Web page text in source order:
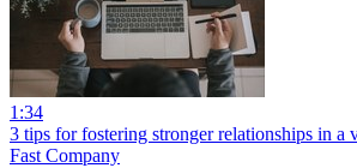
1:34
3 tips for fostering stronger relationships in a
Fast Company